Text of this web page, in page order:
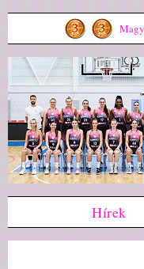
Hírek